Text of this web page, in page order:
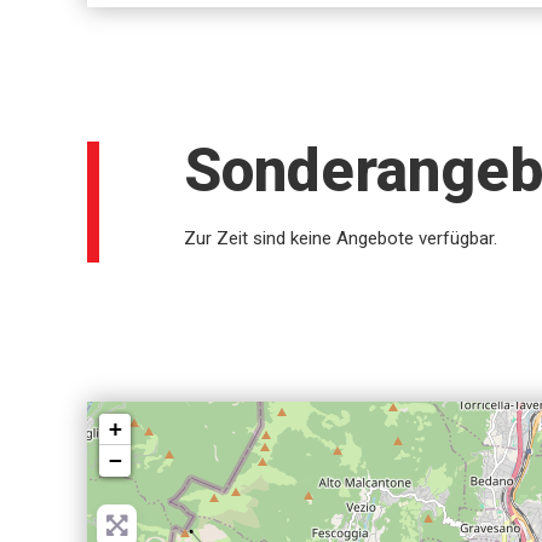
Zur Zeit sind keine Angebote verfügbar.
+
−